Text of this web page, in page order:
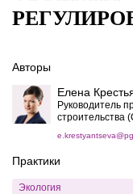
Авторы
Елена
Руководитель
строительства
Практики
Экология